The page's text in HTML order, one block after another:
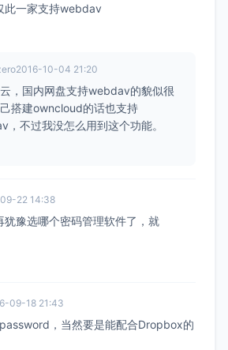
此一家支持webdav
2016-10-04 21:20
，国内网盘支持webdav的貌似很
搭建owncloud的话也支持
，不过我没怎么用到这个功能。
22 14:38
犹豫选哪个密码管理软件了，就
09-18 21:43
，当然要是能配合Dropbox的